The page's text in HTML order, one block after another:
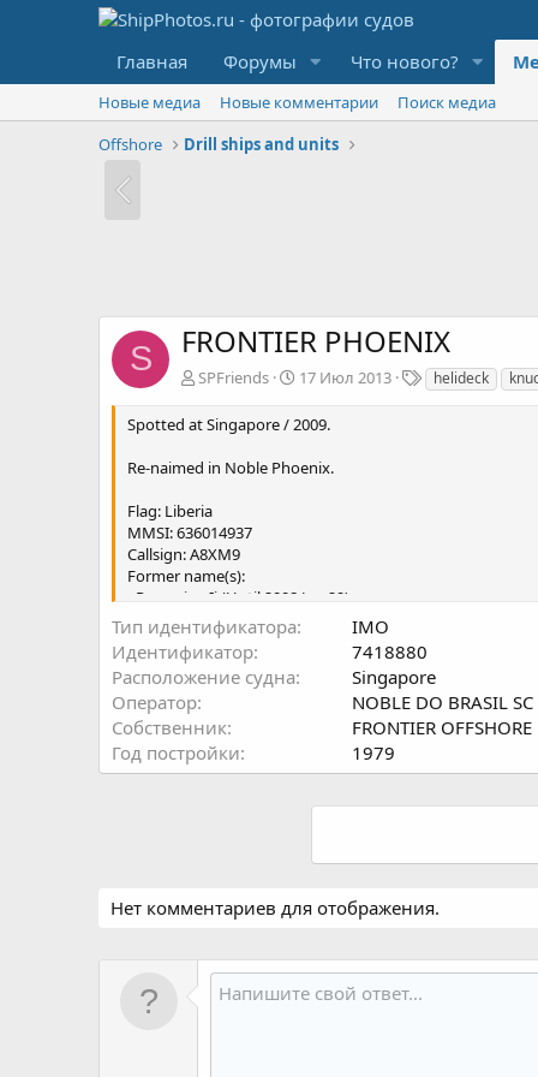
Главная Форумы Что нового?
Новые медиа Новые комментарии
Поиск медиа
Offshore
Drill ships and units
S FRONTIER PHOENIX
SPFriends 17 Июл 2013
Т helideck
Spotted at Singapore / 2009.
Re-naimed in Noble Phoenix.
Flag: Liberia
MMSI: 636014937
Callsign: A8XM9
Former name(s):
- Peregrine Ii (Until 2008 Jan 29)
- Frontier Deepwater (Until 2006 Jul 19)
- Peregrine Ii (Until 2005 Feb 20)
- Pacnorse I (Until 1996 Jan 31)
Gross tonnage: 14,274 tons
Summer
Тип идентификатора
IMO
Идентификатор
7418880
Расположение судна
Singapore
Оператор
NOBLE DO BRASIL
Собственник
FRONTIER
Год постройки
1979
Нет комментариев для отображения.